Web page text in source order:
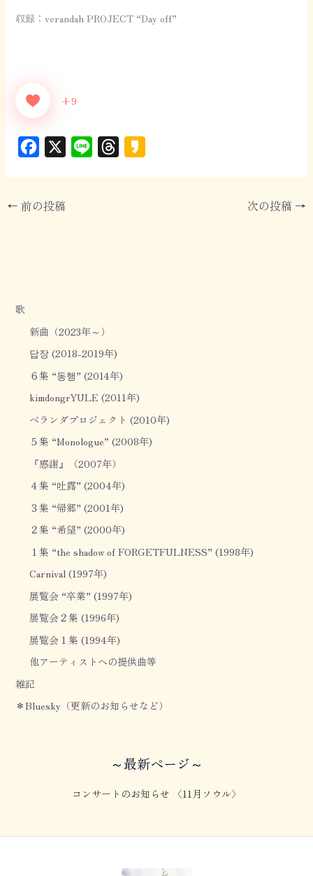
収録：verandah PROJECT “Day off”
+9
e
← 前の投稿 次の投稿 →
歌
新曲（2023年～）
답장 (2018-2019年)
６集 “동행” (2014年)
kimdongrYULE (2011年)
ベランダプロジェクト (2010年)
５集 “Monologue” (2008年)
『感謝』（2007年）
４集 “吐露” (2004年)
３集 “帰郷” (2001年)
２集 “希望” (2000年)
１集 “the shadow of FORGETFULNESS” (1998年)
Carnival (1997年)
展覧会 “卒業” (1997年)
展覧会２集 (1996年)
展覧会１集 (1994年)
他アーティストへの提供曲等
雑記
＊Bluesky（更新のお知らせなど）
～最新ページ～
コンサートのお知らせ 〈11月ソウル〉